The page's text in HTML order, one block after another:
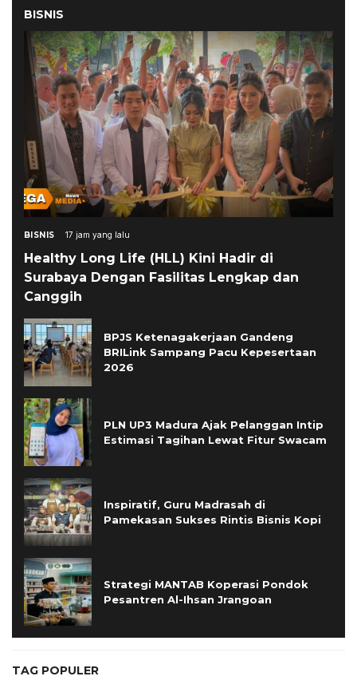
BISNIS
BISNIS 17 jam yang lalu
Healthy Long Life (HLL) Kini Hadir di
Surabaya Dengan Fasilitas Lengkap dan
Canggih
BPJS Ketenagakerjaan Gandeng
BRILink Sampang Pacu Kepesertaan
2026
PLN UP3 Madura Ajak Pelanggan Intip
Estimasi Tagihan Lewat Fitur Swacam
Inspiratif, Guru Madrasah di
Pamekasan Sukses Rintis Bisnis Kopi
Strategi MANTAB Koperasi Pondok
Pesantren Al-Ihsan Jrangoan
TAG POPULER